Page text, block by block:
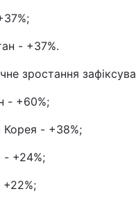
- +37%.
зростання
- +60%;
Корея - +38%;
+24%;